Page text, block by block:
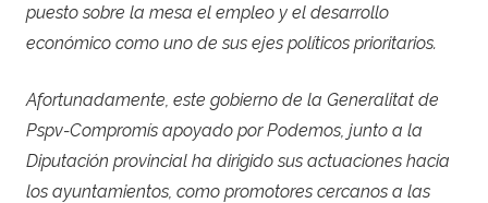
puesto sobre la mesa el empleo y el desarrollo
económico como uno de sus ejes políticos prioritarios.
Afortunadamente, este gobierno de la Generalitat de
Pspv-Compromís apoyado por Podemos, junto a la
Diputación provincial ha dirigido sus actuaciones hacia
los ayuntamientos, como promotores cercanos a las